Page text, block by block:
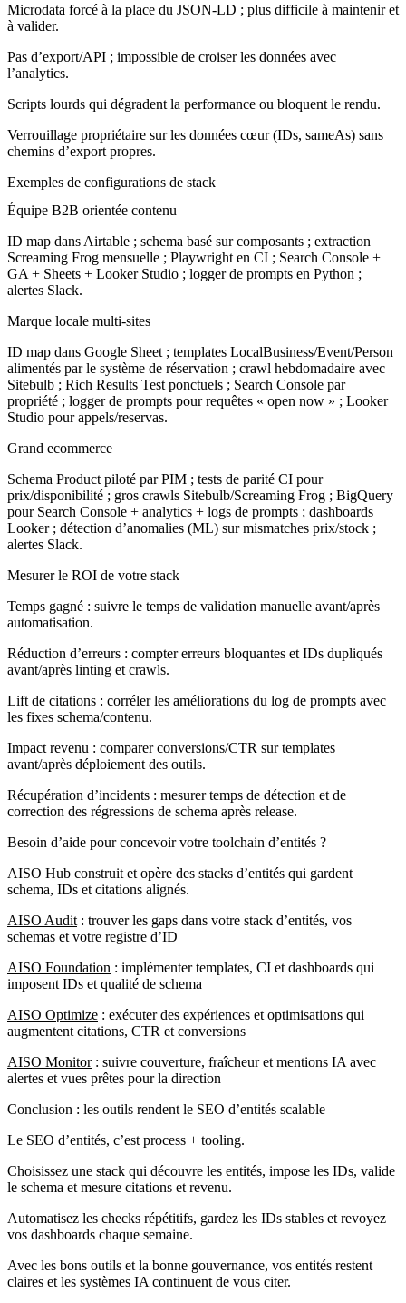
Microdata forcé à la place du JSON-LD ; plus difficile à maintenir et
à valider.
Pas d’export/API ; impossible de croiser les données avec
l’analytics.
Scripts lourds qui dégradent la performance ou bloquent le rendu.
Verrouillage propriétaire sur les données cœur (IDs, sameAs) sans
chemins d’export propres.
Exemples de configurations de stack
Équipe B2B orientée contenu
ID map dans Airtable ; schema basé sur composants ; extraction
Screaming Frog mensuelle ; Playwright en CI ; Search Console +
GA + Sheets + Looker Studio ; logger de prompts en Python ;
alertes Slack.
Marque locale multi-sites
ID map dans Google Sheet ; templates LocalBusiness/Event/Person
alimentés par le système de réservation ; crawl hebdomadaire avec
Sitebulb ; Rich Results Test ponctuels ; Search Console par
propriété ; logger de prompts pour requêtes « open now » ; Looker
Studio pour appels/reservas.
Grand ecommerce
Schema Product piloté par PIM ; tests de parité CI pour
prix/disponibilité ; gros crawls Sitebulb/Screaming Frog ; BigQuery
pour Search Console + analytics + logs de prompts ; dashboards
Looker ; détection d’anomalies (ML) sur mismatches prix/stock ;
alertes Slack.
Mesurer le ROI de votre stack
Temps gagné : suivre le temps de validation manuelle avant/après
automatisation.
Réduction d’erreurs : compter erreurs bloquantes et IDs dupliqués
avant/après linting et crawls.
Lift de citations : corréler les améliorations du log de prompts avec
les fixes schema/contenu.
Impact revenu : comparer conversions/CTR sur templates
avant/après déploiement des outils.
Récupération d’incidents : mesurer temps de détection et de
correction des régressions de schema après release.
Besoin d’aide pour concevoir votre toolchain d’entités ?
AISO Hub construit et opère des stacks d’entités qui gardent
schema, IDs et citations alignés.
AISO Audit : trouver les gaps dans votre stack d’entités, vos
schemas et votre registre d’ID
AISO Foundation : implémenter templates, CI et dashboards qui
imposent IDs et qualité de schema
AISO Optimize : exécuter des expériences et optimisations qui
augmentent citations, CTR et conversions
AISO Monitor: suivre couverture, fraîcheur et mentions IA avec
alertes et vues prêtes pour la direction
Conclusion : les outils rendent le SEO d’entités scalable
Le SEO d’entités, c’est process + tooling.
Choisissez une stack qui découvre les entités, impose les IDs, valide
le schema et mesure citations et revenu.
Automatisez les checks répétitifs, gardez les IDs stables et revoyez
vos dashboards chaque semaine.
Avec les bons outils et la bonne gouvernance, vos entités restent
claires et les systèmes IA continuent de vous citer.